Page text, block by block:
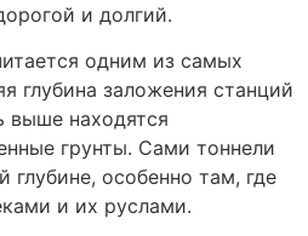
и долгий.
одним из самых
глубина заложения станций
выше находятся
грунты. Сами тоннели
особенно там, где
и их руслами.